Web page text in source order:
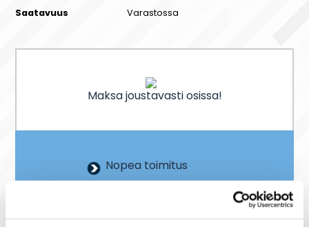
Saatavuus Varastossa
Maksa joustavasti osissa!
Nopea toimitus
Heti varastosta